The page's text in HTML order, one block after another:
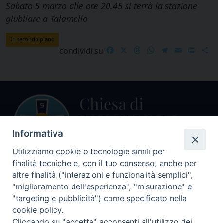
Sabato 5 marzo alle ore 20.45 si terrà la stazione
giubilare a Talamello
In secondo piano
condividi su FacebookThreadsWhatsApp
Telegram
EmailPrint
Centralino Curia Vescovile
0541 913711
Indirizzo
Informativa
Utilizziamo cookie o tecnologie simili per
finalità tecniche e, con il tuo consenso, anche per
altre finalità ("interazioni e funzionalità semplici",
"miglioramento dell'esperienza", "misurazione" e
"targeting e pubblicità") come specificato nella
cookie policy.